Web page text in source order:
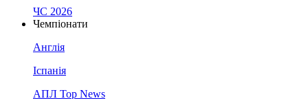
ЧС 2026
Чемпіонати
Англія
Іспанія
АПЛ Top News